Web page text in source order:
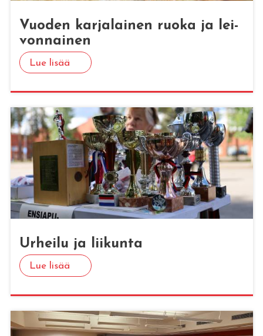
Vuo­den kar­ja­lai­nen ruoka ja lei­
von­nai­nen
Lue lisää
Ur­hei­lu ja lii­kun­ta
Lue lisää